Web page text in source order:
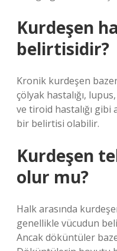
Kurdeşen
belirtisidir?
Kronik kurdeşen
çölyak hastalığı,
ve tiroid hastalığı gibi
bir belirtisi olabilir.
Kurdeşen
olur mu?
Halk arasında
genellikle vücudun
Ancak döküntüler